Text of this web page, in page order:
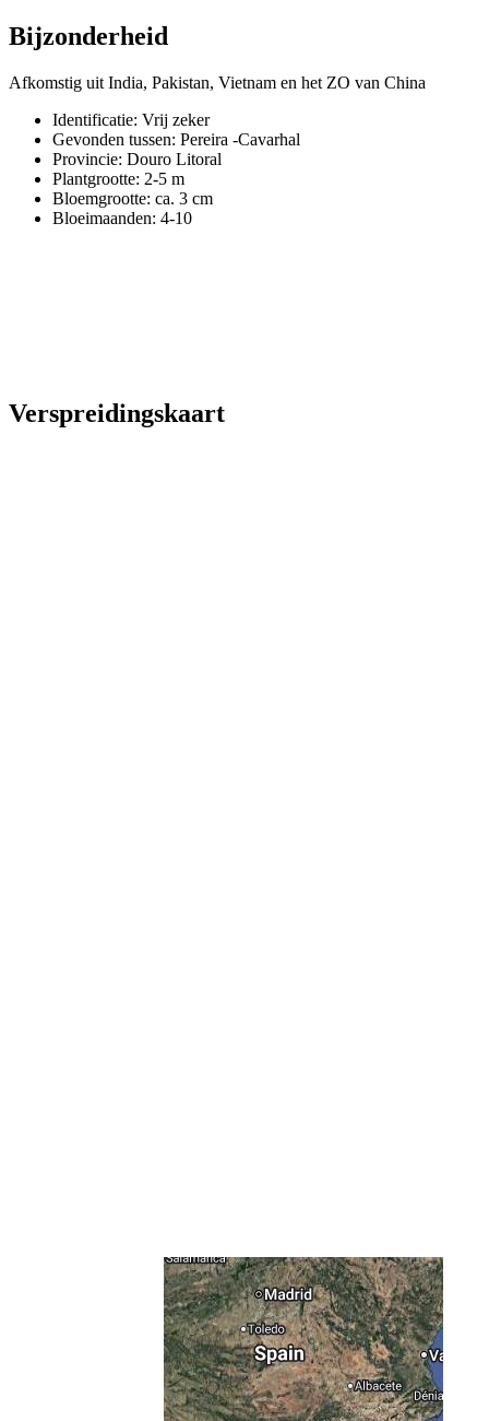
Bijzonderheid
Afkomstig uit India, Pakistan, Vietnam en het ZO van China
Identificatie: Vrij zeker
Gevonden tussen: Pereira -Cavarhal
Provincie: Douro Litoral
Plantgrootte: 2-5 m
Bloemgrootte: ca. 3 cm
Bloeimaanden: 4-10
Verspreidingskaart